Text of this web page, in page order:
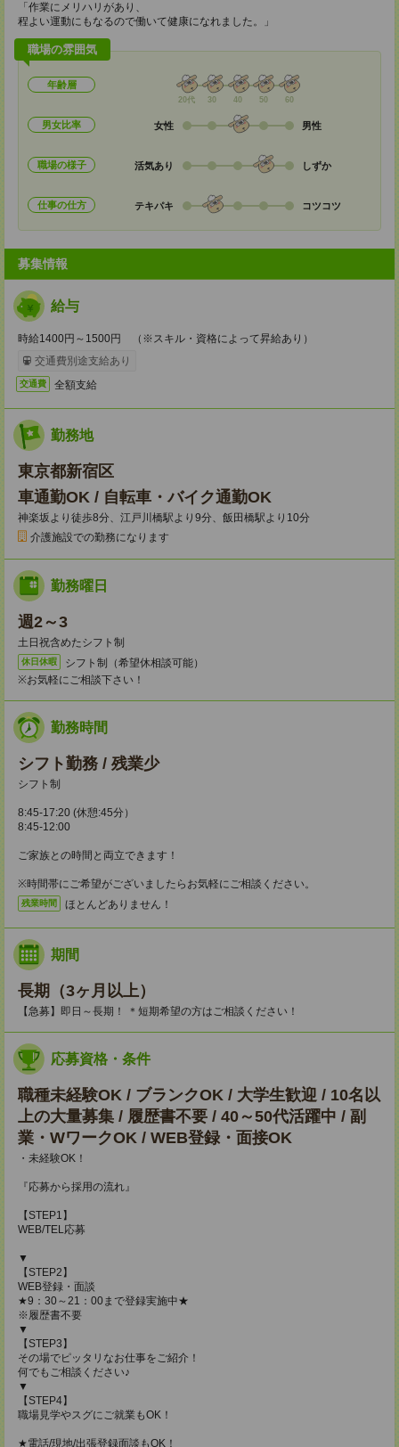
「作業にメリハリがあり、
程よい運動にもなるので働いて健康になれました。」
職場の雰囲気
年齢層
20代 30 40 50 60
男女比率 女性 男性
職場の様子 活気あり しずか
仕事の仕方 テキパキ コツコツ
募集情報
給与
時給1400円～1500円 （※スキル・資格によって昇給あり）
交通費別途支給あり
交通費 全額支給
勤務地
東京都新宿区
車通勤OK / 自転車・バイク通勤OK
神楽坂より徒歩8分、江戸川橋駅より9分、飯田橋駅より10分
介護施設での勤務になります
勤務曜日
週2～3
土日祝含めたシフト制
休日休暇
シフト制（希望休相談可能）
※お気軽にご相談下さい！
勤務時間
シフト勤務 / 残業少
シフト制
8:45-17:20 (休憩:45分）
8:45-12:00
ご家族との時間と両立できます！
※時間帯にご希望がございましたらお気軽にご相談ください。
残業時間 ほとんどありません！
期間
長期（3ヶ月以上）
【急募】即日～長期！ ＊短期希望の方はご相談ください！
応募資格・条件
職種未経験OK / ブランクOK / 大学生歓迎 / 10名以
上の大量募集 / 履歴書不要 / 40～50代活躍中 / 副
業・WワークOK / WEB登録・面接OK
・未経験OK！
『応募から採用の流れ』
【STEP1】
WEB/TEL応募
▼
【STEP2】
WEB登録・面談
★9：30～21：00まで登録実施中★
※履歴書不要
▼
【STEP3】
その場でピッタリなお仕事をご紹介！
何でもご相談ください♪
▼
【STEP4】
職場見学やスグにご就業もOK！
★電話/現地/出張登録面談もOK！